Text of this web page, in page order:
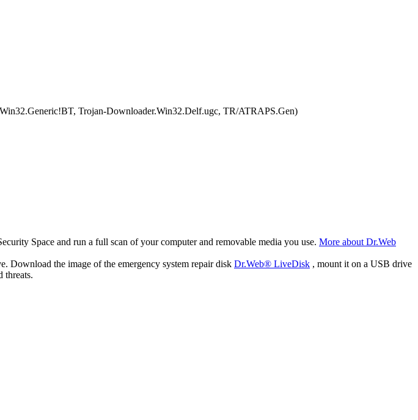
Trojan-Downloader.Win32.Delf.ugc, TR/ATRAPS.Gen)
Space and run a full scan of your computer and removable media you use. More about Dr.Web
Download the image of the emergency system repair disk Dr.Web® LiveDisk , mount it on a USB drive
threats.